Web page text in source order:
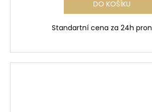
DO KOŠÍKU
Standartní cena za 24h